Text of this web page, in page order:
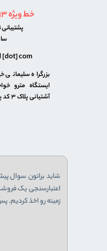
خط ویژه
[dot] com
بزرگراه سلیمانی
ایستگاه مترو
آشتیانی پلاک ۳ کد پستی ۱۶۶۳۷۱۸۴۴۶
شاید براتون سوال
زمینه رو اخذ کردیم.